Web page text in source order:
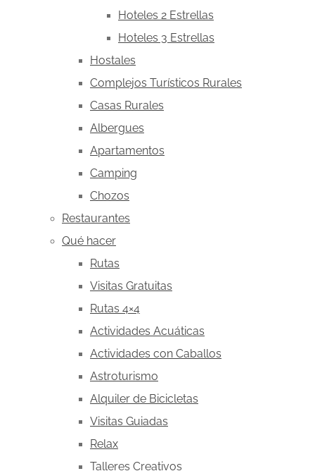
Hoteles 2 Estrellas
Hoteles 3 Estrellas
Hostales
Complejos Turísticos Rurales
Casas Rurales
Albergues
Apartamentos
Camping
Chozos
Restaurantes
Qué hacer
Rutas
Visitas Gratuitas
Rutas 4×4
Actividades Acuáticas
Actividades con Caballos
Astroturismo
Alquiler de Bicicletas
Visitas Guiadas
Relax
Talleres Creativos